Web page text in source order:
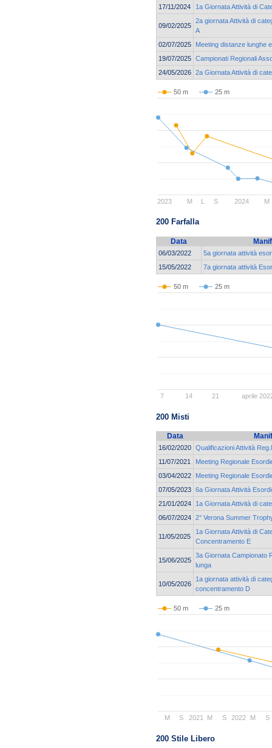
17/11/2024
1a Giornata Attività di
09/02/2025
2a giornata Attività di
A
02/07/2025
Meeting distanze lunghe
19/07/2025 Campionati Regionali
24/05/2026 2a Giornata Attività di
50 m 25 m
2023 2024
M L S M
200 Farfalla
Data
06/03/2022
5a giornata attività
15/05/2022
7a giornata attività
50 m 25 m
aprile
7 14 21
200 Misti
Data
16/02/2020 Qualificazioni Attività
11/07/2021
Meeting Regionale
03/04/2022
Meeting Regionale
07/05/2023 6a Giornata Attività
21/01/2024
1a Giornata Attività di
06/07/2024 2° Verona Summer
11/05/2025
1a Giornata Attività di
Concentramento E
15/06/2025
3a Giornata Campionato
lunga
10/05/2026
1a giornata attività di
concentramento D
50 m 25 m
2021 2022
M S M S M S
200 Stile Libero